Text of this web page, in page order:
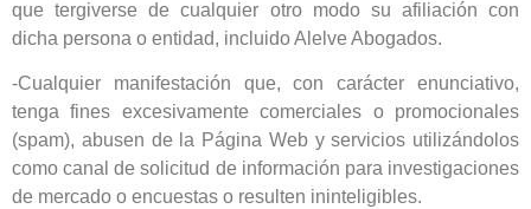
que tergiverse de cualquier otro modo su afiliación con
dicha persona o entidad, incluido Alelve Abogados.
-Cualquier manifestación que, con carácter enunciativo,
tenga fines excesivamente comerciales o promocionales
(spam), abusen de la Página Web y servicios utilizándolos
como canal de solicitud de información para investigaciones
de mercado o encuestas o resulten ininteligibles.